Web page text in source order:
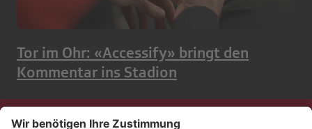
Tor im Ohr: «Accessify» bringt den
Kommentar ins Stadion